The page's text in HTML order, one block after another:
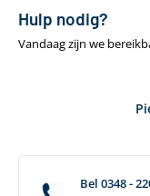
Hulp nodig?
Vandaag zijn we
Bel 0348 -